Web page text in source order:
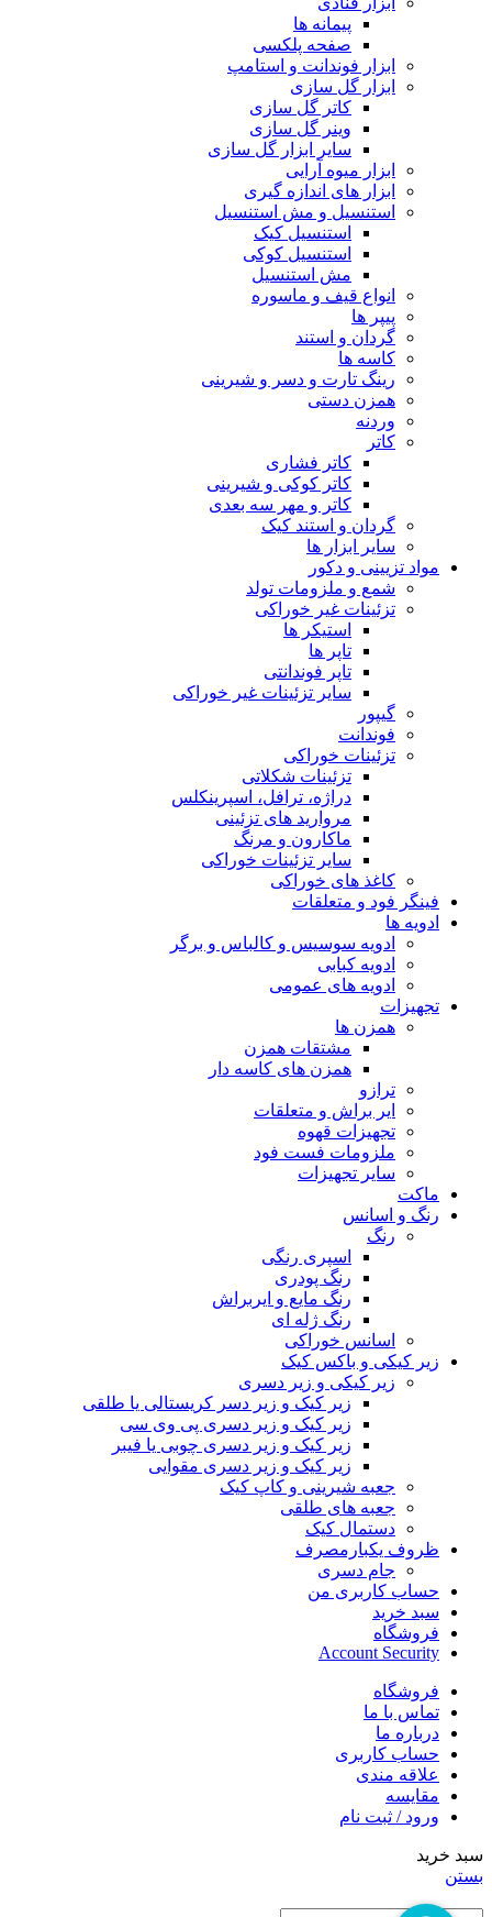
پیمانه ها
صفحه پلکسی
ابزار فوندانت و استامپ
ابزار گل سازی
کاتر گل سازی
وینر گل سازی
سایر ابزار گل سازی
ابزار میوه آرایی
ابزار های اندازه گیری
استنسیل و مش استنسیل
استنسیل کیک
استنسیل کوکی
مش استنسیل
انواع قیف و ماسوره
پیپر ها
گردان و استند
کاسه ها
رینگ تارت و دسر و شیرینی
همزن دستی
وردنه
کاتر
کاتر فشاری
کاتر کوکی و شیرینی
کاتر و مهر سه بعدی
گردان و استند کیک
سایر ابزار ها
مواد تزیینی و دکور
شمع و ملزومات تولد
تزئینات غیر خوراکی
استیکر ها
تاپر ها
تاپر فوندانتی
سایر تزئینات غیر خوراکی
گیپور
فوندانت
تزئینات خوراکی
تزئینات شکلاتی
دراژه، ترافل، اسپرینکلس
مروارید های تزئینی
ماکارون و مرنگ
سایر تزئینات خوراکی
کاغذ های خوراکی
فینگر فود و متعلقات
ادویه ها
ادویه سوسیس و کالباس و برگر
ادویه کبابی
ادویه های عمومی
تجهیزات
همزن ها
مشتقات همزن
همزن های کاسه دار
ترازو
ایر براش و متعلقات
تجهیزات قهوه
ملزومات فست فود
سایر تجهیزات
ماکت
رنگ و اسانس
رنگ
اسپری رنگی
رنگ پودری
رنگ مایع و ایربراش
رنگ ژله ای
اسانس خوراکی
زیر کیکی و باکس کیک
زیر کیکی و زیر دسری
زیر کیک و زیر دسر کریستالی یا طلقی
زیر کیک و زیر دسری پی وی سی
زیر کیک و زیر دسری چوبی یا فیبر
زیر کیک و زیر دسری مقوایی
جعبه شیرینی و کاپ کیک
جعبه های طلقی
دستمال کیک
ظروف یکبارمصرف
جام دسری
حساب کاربری من
سبد خرید
فروشگاه
Account Security
فروشگاه
تماس با ما
درباره ما
حساب کاربری
علاقه مندی
مقایسه
ورود / ثبت نام
سبد خرید
بستن